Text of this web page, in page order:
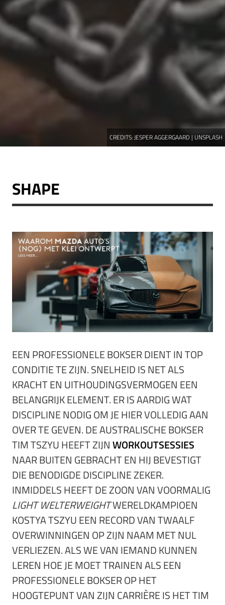
CREDITS:JESPER AGGERGAARD | UNSPLASH
SHAPE
EEN PROFESSIONELE BOKSER DIENT IN TOP
CONDITIE TE ZIJN. SNELHEID IS NET ALS
KRACHT EN UITHOUDINGSVERMOGEN EEN
BELANGRIJK ELEMENT. ER IS AARDIG WAT
DISCIPLINE NODIG OM JE HIER VOLLEDIG AAN
OVER TE GEVEN. DE AUSTRALISCHE BOKSER
TIM TSZYU HEEFT ZIJNWORKOUTSESSIES
NAAR BUITEN GEBRACHT EN HIJ BEVESTIGT
DIE BENODIGDE DISCIPLINE ZEKER.
INMIDDELS HEEFT DE ZOON VAN VOORMALIG
LIGHT WELTERWEIGHTWERELDKAMPIOEN
KOSTYA TSZYU EEN RECORD VAN TWAALF
OVERWINNINGEN OP ZIJN NAAM MET NUL
VERLIEZEN. ALS WE VAN IEMAND KUNNEN
LEREN HOE JE MOET TRAINEN ALS EEN
PROFESSIONELE BOKSER OP HET
HOOGTEPUNT VAN ZIJN CARRIÈRE IS HET TIM